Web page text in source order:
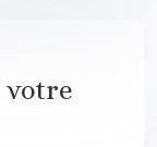
votre